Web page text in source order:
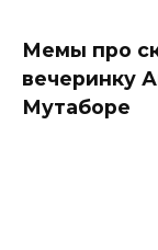
Мемы про
вечеринку
Мутаборе